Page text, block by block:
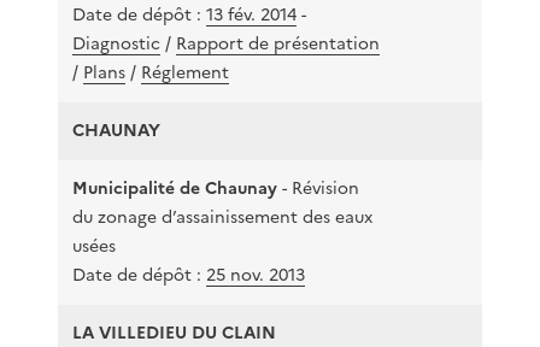
Date de dépôt : 13 fév. 2014-
Diagnostic/ Rapport de présentation
/ Plans/ Réglement
CHAUNAY
Municipalité de Chaunay- Révision
du zonage d’assainissement des eaux
usées
Date de dépôt : 25 nov. 2013
LA VILLEDIEU DU CLAIN